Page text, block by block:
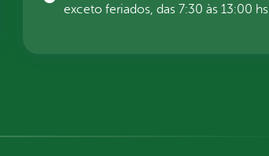
exceto feriados, das 7:30 às 13:00 hs